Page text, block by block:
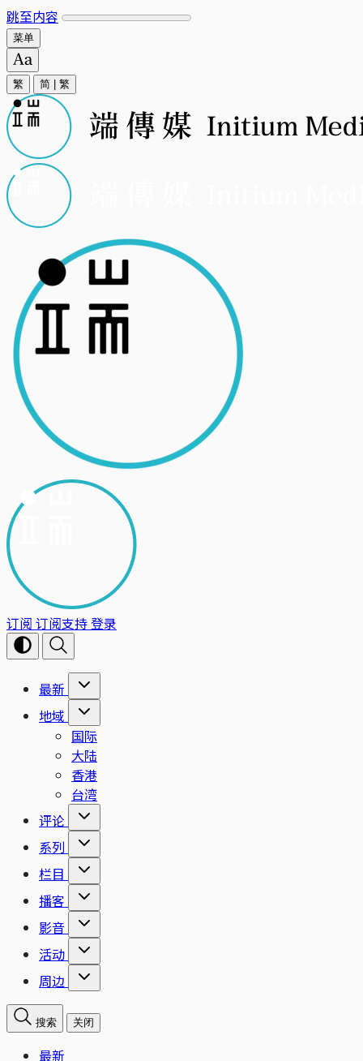
跳至内容
菜单
繁 简 繁
订阅 订阅支持登录
最新
地域
国际
大陆
香港
台湾
评论
系列
栏目
播客
影音
活动
周边
搜索 关闭
最新